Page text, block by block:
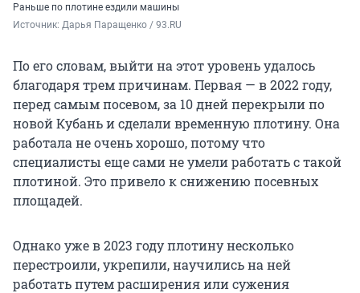
Раньше по плотине ездили машины
Источник: Дарья Паращенко / 93.RU
По его словам, выйти на этот уровень удалось
благодаря трем причинам. Первая — в 2022 году,
перед самым посевом, за 10 дней перекрыли по
новой Кубань и сделали временную плотину. Она
работала не очень хорошо, потому что
специалисты еще сами не умели работать с такой
плотиной. Это привело к снижению посевных
площадей.
Однако уже в 2023 году плотину несколько
перестроили, укрепили, научились на ней
работать путем расширения или сужения